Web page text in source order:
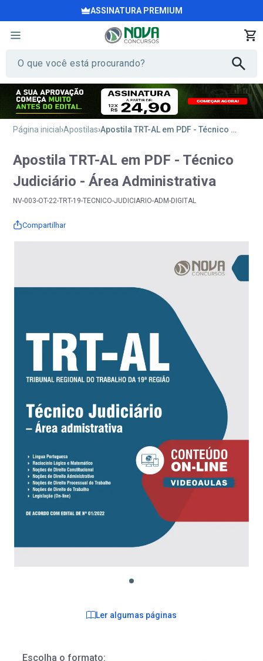
ASSINATURA PREMIUM
Página inicial Apostilas Apostila TRT-AL em PDF - Técnico Judiciário - Área Administrativa
Ler algumas páginas
Apostila TRT-AL em PDF - Técnico
Judiciário - Área Administrativa
NV-003-OT-22-TRT-19-TECNICO-JUDICIARIO-ADM-DIGITAL
Compartilhar
Escolha o formato: